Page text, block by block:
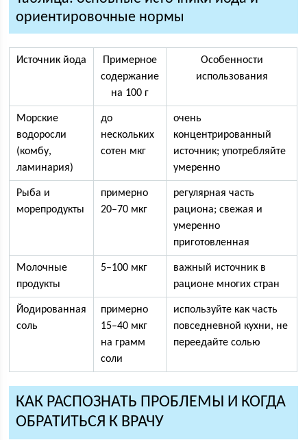
ориентировочные нормы
Источник йода
Примерное
содержание
на 100 г
Особенности
использования
Морские
водоросли
(комбу,
ламинария)
до
нескольких
сотен мкг
очень
концентрированный
источник; употребляйте
умеренно
Рыба и
морепродукты
примерно
20–70 мкг
регулярная часть
рациона; свежая и
умеренно
приготовленная
Молочные
продукты
5–100 мкг
важный источник в
рационе многих стран
Йодированная
соль
примерно
15–40 мкг
на грамм
соли
используйте как часть
повседневной кухни, не
переедайте солью
КАК РАСПОЗНАТЬ ПРОБЛЕМЫ И КОГДА
ОБРАТИТЬСЯ К ВРАЧУ